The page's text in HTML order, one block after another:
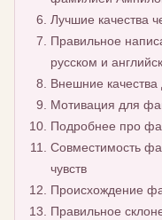
Лучшие качества
Правильное
русском и
Внешние
Мотивация для
Подробнее про
Совместимость
чувств
Происхождение
Правильное